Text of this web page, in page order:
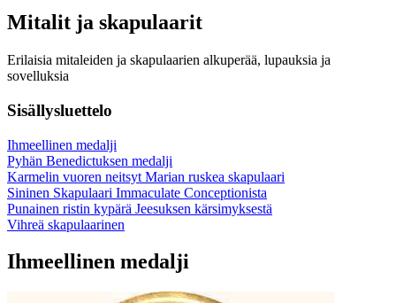
Mitalit ja skapulaarit
Erilaisia mitaleiden ja skapulaarien alkuperää, lupauksia ja
sovelluksia
Sisällysluettelo
Ihmeellinen medalji
Pyhän Benedictuksen medalji
Karmelin vuoren neitsyt Marian ruskea skapulaari
Sininen Skapulaari Immaculate Conceptionista
Punainen ristin kypärä Jeesuksen kärsimyksestä
Vihreä skapulaarinen
Ihmeellinen medalji